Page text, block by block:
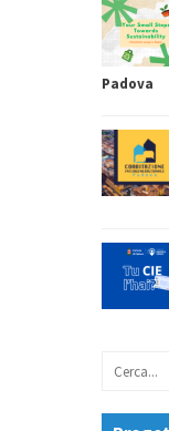
Padova